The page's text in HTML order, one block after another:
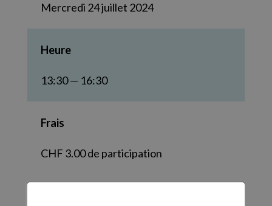
Mercredi 24 juillet 2024
Heure
13:30 — 16:30
Frais
CHF 3.00 de participation